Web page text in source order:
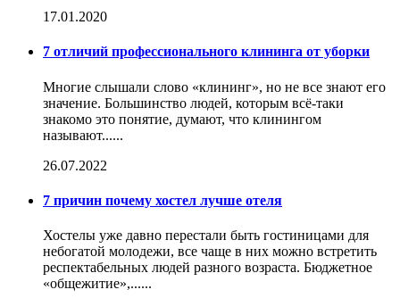
17.01.2020
7 отличий профессионального клининга от уборки
Многие слышали слово «клининг», но не все знают его
значение. Большинство людей, которым всё-таки
знакомо это понятие, думают, что клинингом
называют......
26.07.2022
7 причин почему хостел лучше отеля
Хостелы уже давно перестали быть гостиницами для
небогатой молодежи, все чаще в них можно встретить
респектабельных людей разного возраста. Бюджетное
«общежитие»,......